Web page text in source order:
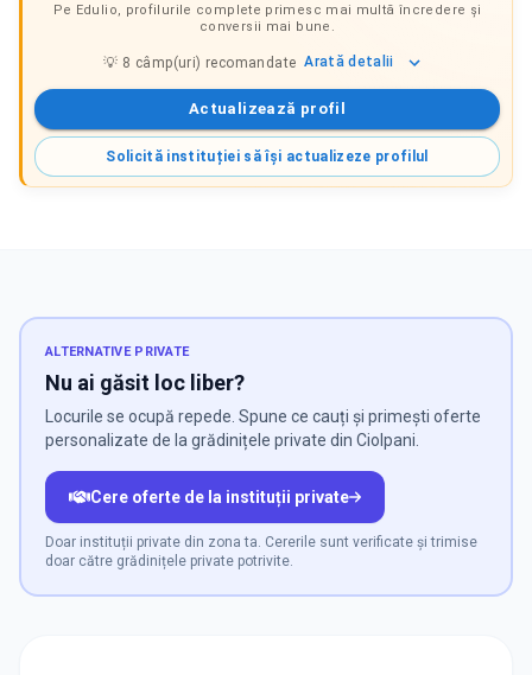
Pe Edulio, profilurile complete primesc mai multă încredere și
conversii mai bune.
💡 8 câmp(uri) recomandate Arată detalii
Actualizează profil
Solicită instituției să își actualizeze profilul
ALTERNATIVE PRIVATE
Nu ai găsit loc liber?
Locurile se ocupă repede. Spune ce cauți și primești oferte
personalizate de la grădinițele private din Ciolpani.
Cere oferte de la instituții private
Doar instituții private din zona ta. Cererile sunt verificate și trimise
doar către grădinițele private potrivite.